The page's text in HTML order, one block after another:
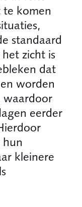
komen
standaard
zicht is
dat
worden
waardoor
eerder
kleinere